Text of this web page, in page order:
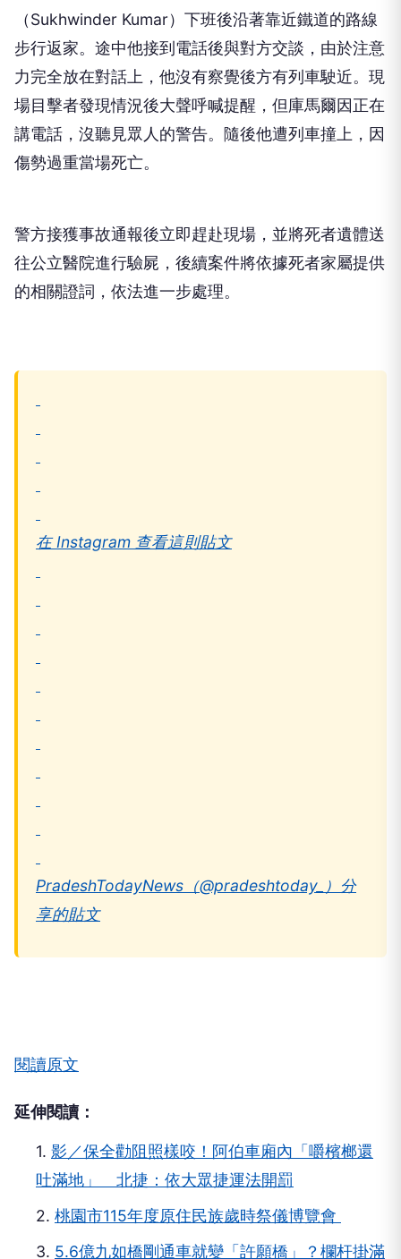
（Sukhwinder Kumar）下班後沿著靠近鐵道的路線
步行返家。途中他接到電話後與對方交談，由於注意
力完全放在對話上，他沒有察覺後方有列車駛近。現
場目擊者發現情況後大聲呼喊提醒，但庫馬爾因正在
講電話，沒聽見眾人的警告。隨後他遭列車撞上，因
傷勢過重當場死亡。
警方接獲事故通報後立即趕赴現場，並將死者遺體送
往公立醫院進行驗屍，後續案件將依據死者家屬提供
的相關證詞，依法進一步處理。
在 Instagram 查看這則貼文
PradeshTodayNews（@pradeshtoday_）分
享的貼文
閱讀原文
延伸閱讀：
1. 影／保全勸阻照樣咬！阿伯車廂內「嚼檳榔還
吐滿地」 北捷：依大眾捷運法開罰
2. 桃園市115年度原住民族歲時祭儀博覽會
3. 5.6億九如橋剛通車就變「許願橋」？欄杆掛滿